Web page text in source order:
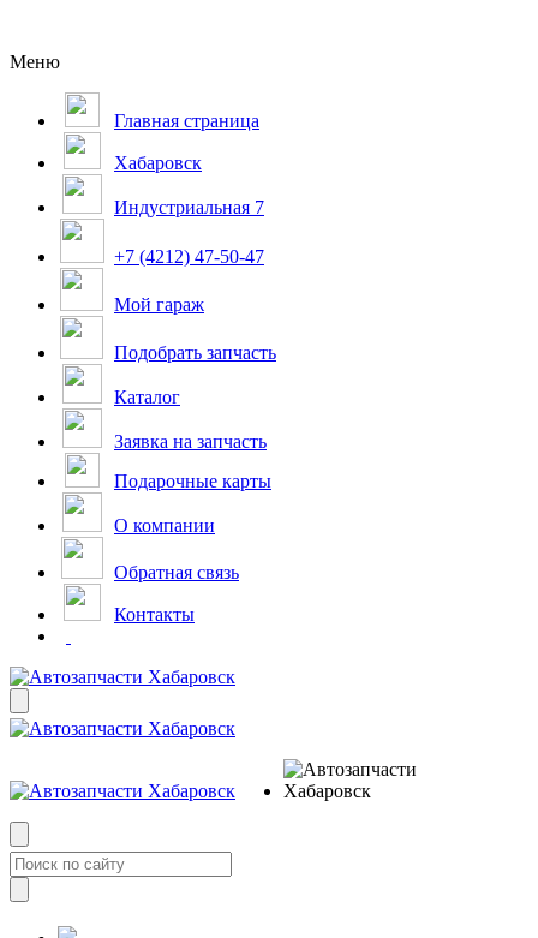
Меню
Главная страница
Хабаровск
Индустриальная 7
+7 (4212) 47-50-47
Мой гараж
Подобрать запчасть
Каталог
Заявка на запчасть
Подарочные карты
О компании
Обратная связь
Контакты